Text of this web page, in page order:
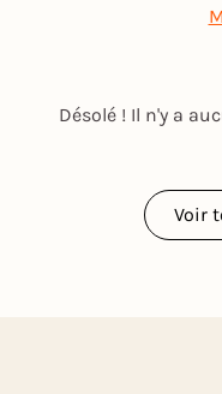
Désolé ! Il n'y a
Voir